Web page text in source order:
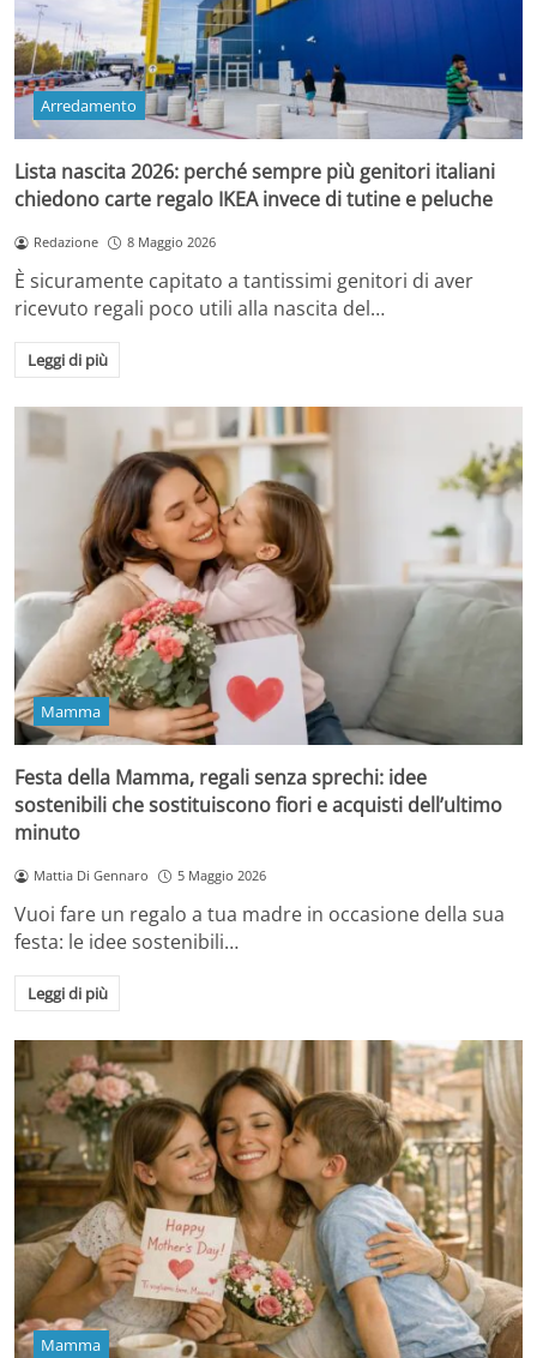
Arredamento
Lista nascita 2026: perché sempre più genitori italiani
chiedono carte regalo IKEA invece di tutine e peluche
Redazione 8 Maggio 2026
È sicuramente capitato a tantissimi genitori di aver
ricevuto regali poco utili alla nascita del…
Leggi di più
Mamma
Festa della Mamma, regali senza sprechi: idee
sostenibili che sostituiscono fiori e acquisti dell’ultimo
minuto
Mattia Di Gennaro 5 Maggio 2026
Vuoi fare un regalo a tua madre in occasione della sua
festa: le idee sostenibili…
Leggi di più
Mamma